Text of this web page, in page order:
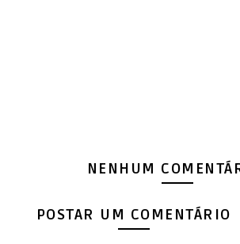
NENHUM
POSTAR UM COMENTÁRIO